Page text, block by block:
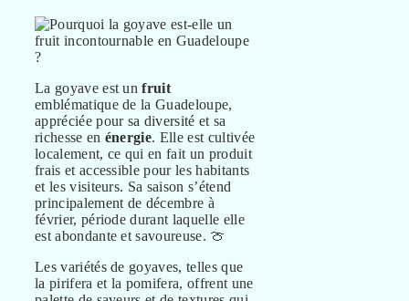
La goyave est unfruit
emblématique de la Guadeloupe,
appréciée pour sa diversité et sa
richesse en énergie. Elle est cultivée
localement, ce qui en fait un produit
frais et accessible pour les habitants
et les visiteurs. Sa saison s’étend
principalement de décembre à
février, période durant laquelle elle
est abondante et savoureuse. 🍈
Les variétés de goyaves, telles que
la pirifera et la pomifera, offrent une